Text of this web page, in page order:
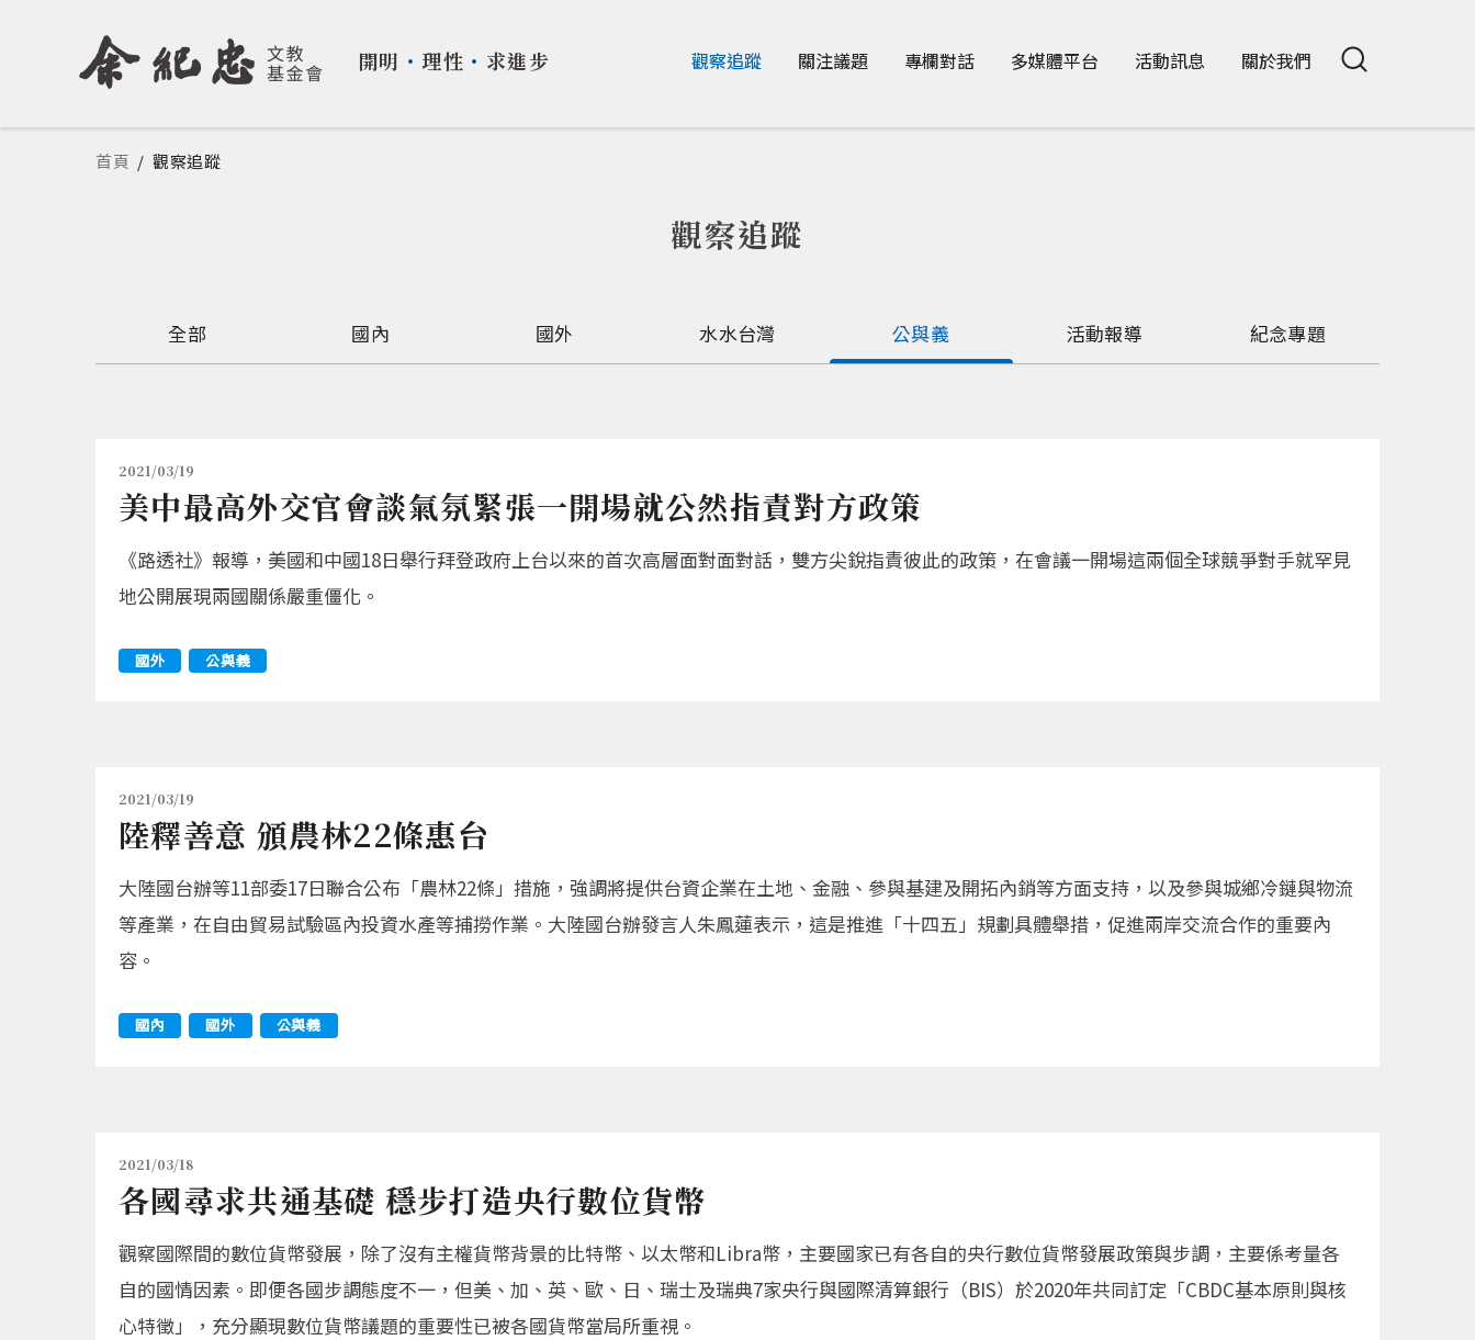
開明 ・ 理性 ・ 求進步 觀察追蹤 關注議題 專欄對話 多媒體平台 活動訊息 關於我們
您在這裡
首頁 / 觀察追蹤
觀察追蹤
全部 國內 國外 水水台灣 公與義 活動報導 紀念專題
2021/03/19
美中最高外交官會談氣氛緊張一開場就公然指責對方政策
《路透社》報導，美國和中國18日舉行拜登政府上台以來的首次高層面對面對話，雙方尖銳指責彼此的政策，在會議一開場這兩個全球競爭對手就罕見
地公開展現兩國關係嚴重僵化。
國外 公與義
2021/03/19
陸釋善意 頒農林22條惠台
大陸國台辦等11部委17日聯合公布「農林22條」措施，強調將提供台資企業在土地、金融、參與基建及開拓內銷等方面支持，以及參與城鄉冷鏈與物流
等產業，在自由貿易試驗區內投資水產等捕撈作業。大陸國台辦發言人朱鳳蓮表示，這是推進「十四五」規劃具體舉措，促進兩岸交流合作的重要內
容。
國內 國外 公與義
2021/03/18
各國尋求共通基礎 穩步打造央行數位貨幣
觀察國際間的數位貨幣發展，除了沒有主權貨幣背景的比特幣、以太幣和Libra幣，主要國家已有各自的央行數位貨幣發展政策與步調，主要係考量各
自的國情因素。即便各國步調態度不一，但美、加、英、歐、日、瑞士及瑞典7家央行與國際清算銀行（BIS）於2020年共同訂定「CBDC基本原則與核
心特徵」，充分顯現數位貨幣議題的重要性已被各國貨幣當局所重視。